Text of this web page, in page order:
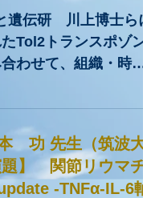
遺伝研 川上博士ら
Tol2トランスポゾン
わせて、組織・時期
ンマウスの作成を画
に作成する技術を開
、複数遺伝子の組
ノックダウンマウス作
す。...
功 先生（筑波大
】 関節リウマチ
-TNFα-IL-6軸